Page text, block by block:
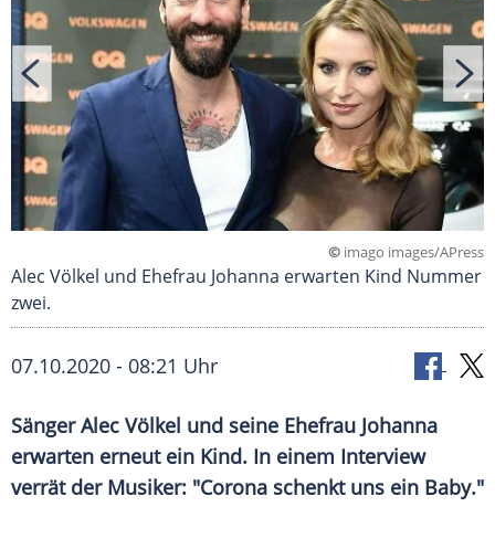
© imago images/APress
Alec Völkel und Ehefrau Johanna erwarten Kind Nummer
zwei.
07.10.2020 - 08:21 Uhr
SängerAlec Völkel und seine Ehefrau Johanna
erwarten erneut ein Kind. In einem Interview
verrät der Musiker: "Corona schenkt uns ein Baby."